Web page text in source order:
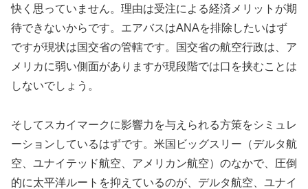
快く思っていません。理由は受注による経済メリットが期
待できないからです。エアバスはANAを排除したいはず
ですが現状は国交省の管轄です。国交省の航空行政は、ア
メリカに弱い側面がありますが現段階では口を挟むことは
しないでしょう。
そしてスカイマークに影響力を与えられる方策をシミュレ
ーションしているはずです。米国ビッグスリー（デルタ航
空、ユナイテッド航空、アメリカン航空）のなかで、圧倒
的に太平洋ルートを抑えているのが、デルタ航空、ユナイ